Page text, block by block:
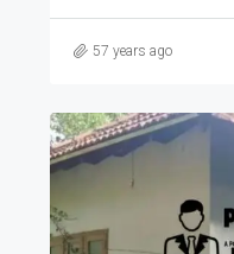
57 years ago